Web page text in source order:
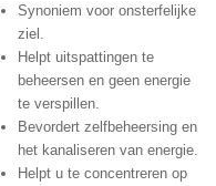
Synoniem voor onsterfelijke
ziel.
Helpt uitspattingen te
beheersen en geen energie
te verspillen.
Bevordert zelfbeheersing en
het kanaliseren van energie.
Helpt u te concentreren op